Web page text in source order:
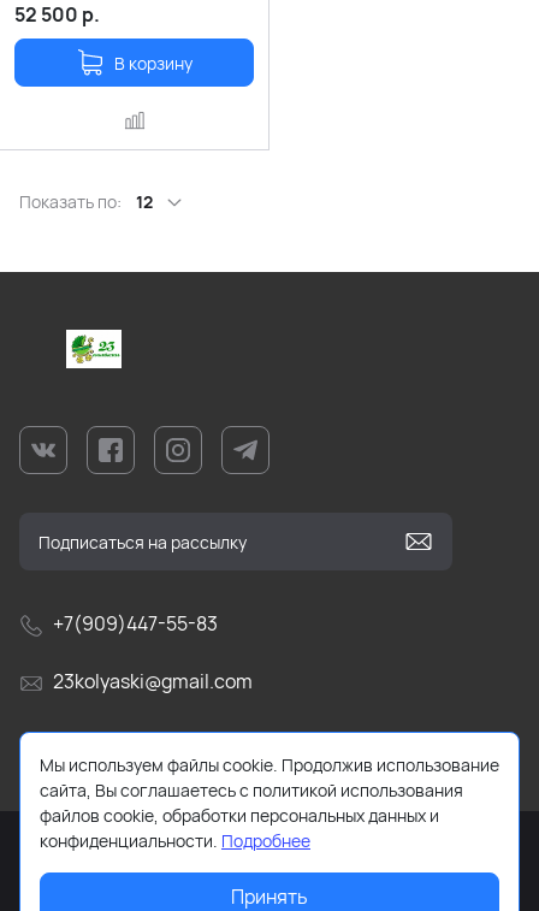
52 500 р.
В корзину
Показать по: 12
+7(909)447-55-83
23kolyaski@gmail.com
г. Краснодар, ул Текстильная, д. 9/5.
Мы используем файлы cookie. Продолжив использование
сайта, Вы соглашаетесь с политикой использования
файлов cookie, обработки персональных данных и
конфиденциальности. Подробнее
Принять